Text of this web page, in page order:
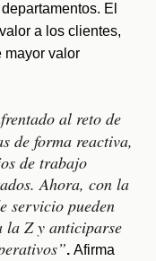
El
a los clientes,
mayor valor
al reto de
de forma reactiva,
de trabajo
Ahora, con la
servicio pueden
la Z y anticiparse
. Afirma